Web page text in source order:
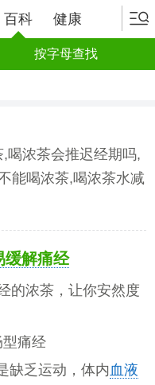
百科 健康
按字母查找
喝浓茶会推迟经期吗,
能喝浓茶,喝浓茶水减
缓解痛经
的浓茶，让你安然度
痛经
缺乏运动，体内血液